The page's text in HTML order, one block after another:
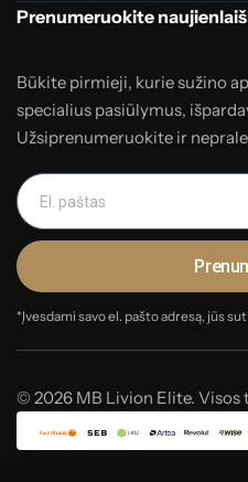
Prenumeruokite
Būkite pirmieji, kurie sužino
specialius pasiūlymus,
Užsiprenumeruokite ir
*Įvesdami savo el. pašto adresą, jūs
© 2026 MB Livion Elite. Visos